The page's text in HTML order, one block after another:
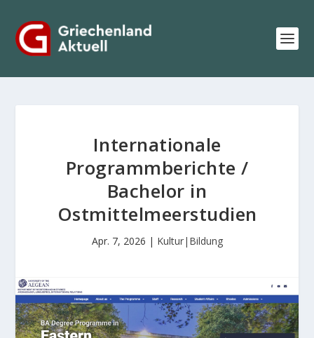
Internationale
Programmberichte /
Bachelor in
Ostmittelmeerstudien
Apr. 7, 2026 | Kultur|Bildung